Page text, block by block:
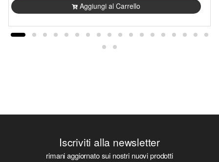
Aggiungi al Carrello
Iscriviti alla newsletter
rimani aggiornato sui nostri nuovi prodotti